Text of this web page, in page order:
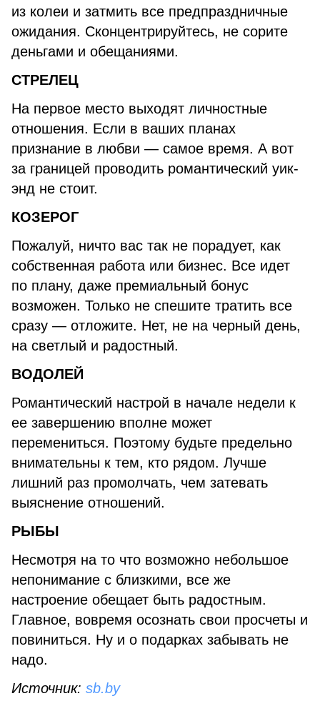
из колеи и затмить все предпраздничные
ожидания. Сконцентрируйтесь, не сорите
деньгами и обещаниями.
СТРЕЛЕЦ
На первое место выходят личностные
отношения. Если в ваших планах
признание в любви — самое время. А вот
за границей проводить романтический уик-
энд не стоит.
КОЗЕРОГ
Пожалуй, ничто вас так не порадует, как
собственная работа или бизнес. Все идет
по плану, даже премиальный бонус
возможен. Только не спешите тратить все
сразу — отложите. Нет, не на черный день,
на светлый и радостный.
ВОДОЛЕЙ
Романтический настрой в начале недели к
ее завершению вполне может
перемениться. Поэтому будьте предельно
внимательны к тем, кто рядом. Лучше
лишний раз промолчать, чем затевать
выяснение отношений.
РЫБЫ
Несмотря на то что возможно небольшое
непонимание с близкими, все же
настроение обещает быть радостным.
Главное, вовремя осознать свои просчеты и
повиниться. Ну и о подарках забывать не
надо.
Источник: sb.by